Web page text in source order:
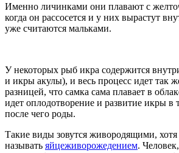
Именно личинками они плавают с
когда он рассосется и у них вырастут
уже считаются мальками.
У некоторых рыб икра содержится
и икры акулы), и весь процесс идет так
разницей, что самка сама плавает в
идет оплодотворение и развитие икры в
после чего роды.
Такие виды зовутся живородящими, хотя
называть яйцеживорожедением.